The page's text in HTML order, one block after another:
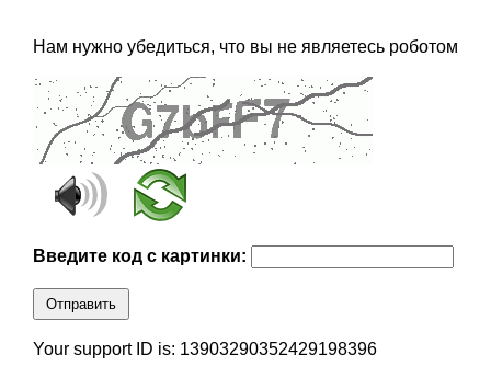
Нам нужно убедиться, что вы не являетесь роботом
Введите код с картинки:
Отправить
Your support ID is: 13903290352429198396